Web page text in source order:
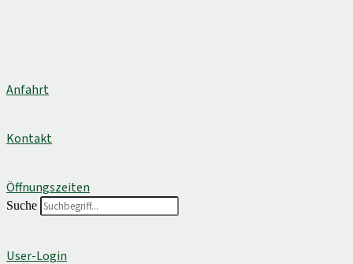
Anfahrt
Kontakt
Öffnungszeiten
Suche
User-Login